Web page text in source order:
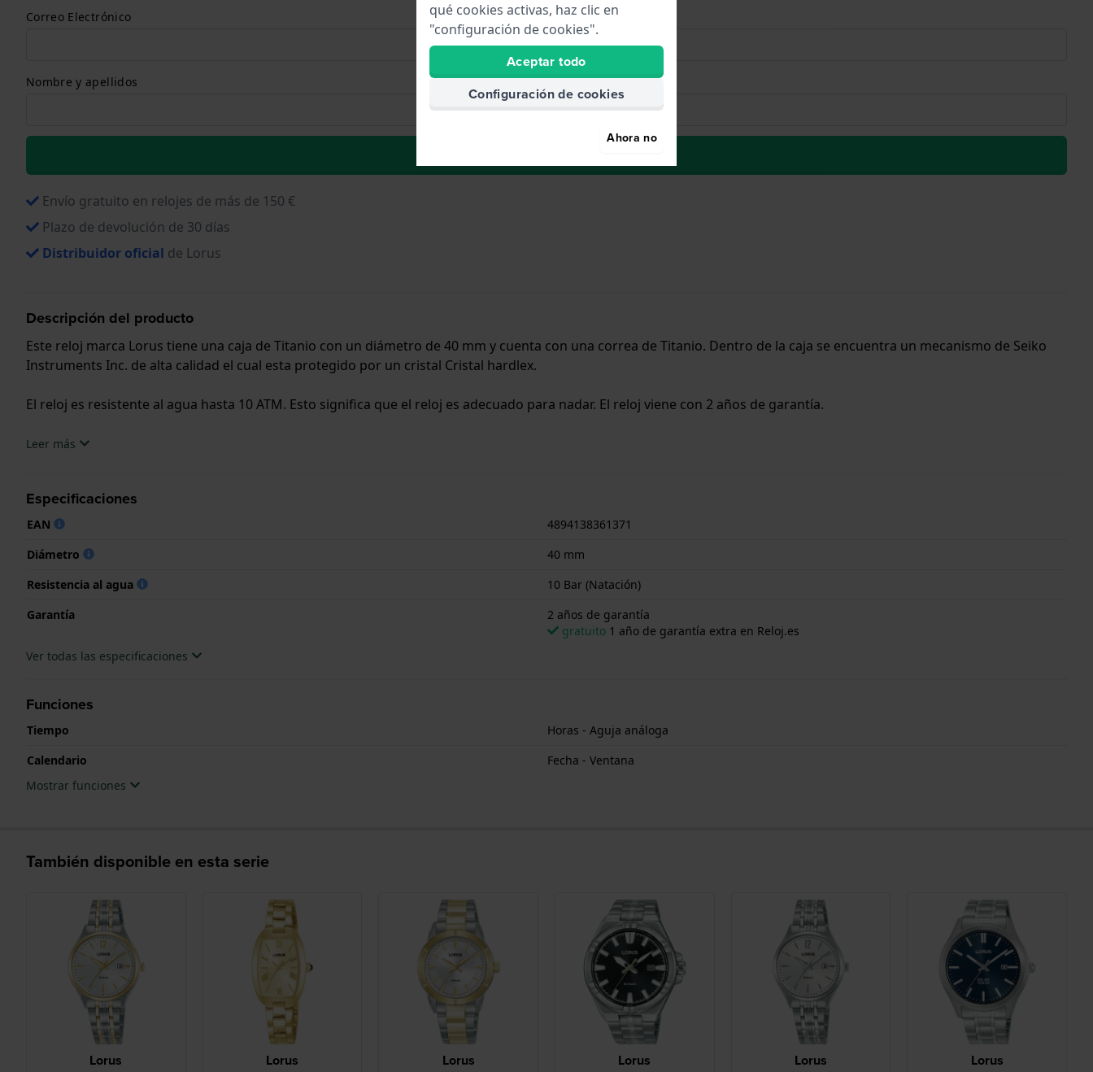
Correo Electrónico
Nombre y apellidos
Envío gratuito en relojes de más de 150 €
Plazo de devolución de 30 días
Distribuidor oficial de Lorus
Descripción del producto
Este reloj marca Lorus tiene una caja de Titanio con un diámetro de 40 mm y cuenta con una correa de Titanio. Dentro de la caja se encuentra un mecanismo de Seiko
Instruments Inc. de alta calidad el cual esta protegido por un cristal Cristal hardlex.
El reloj es resistente al agua hasta 10 ATM. Esto significa que el reloj es adecuado para nadar. El reloj viene con 2 años de garantía.
.Leer más
Especificaciones
EAN
4894138361371
Diámetro
40 mm
Resistencia al agua
10 Bar (Natación)
Garantía
2 años de garantía
gratuito 1 año de garantía extra en Reloj.es
Ver todas las especificaciones
Funciones
Tiempo
Horas - Aguja análoga
Calendario
Fecha - Ventana
Mostrar funciones
También disponible en esta serie
Lorus Lorus Lorus Lorus Lorus Lorus
qué cookies activas, haz clic en
"configuración de cookies".
Aceptar todo
Configuración de cookies
Ahora no